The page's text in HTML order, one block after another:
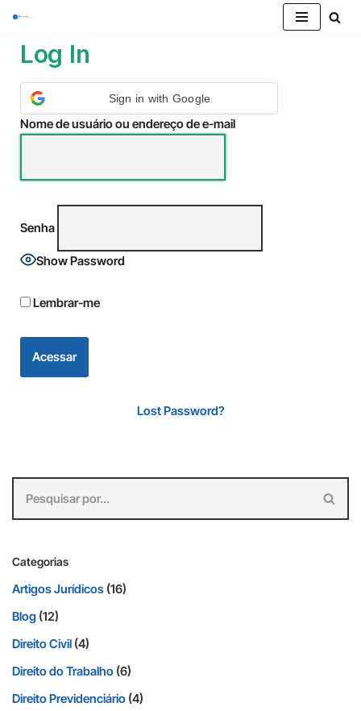
Pular
para
conteúdo
Log In
Sign in with Google
Nome de usuário ou endereço de e-mail
Senha
Show Password
Lembrar-me
Lost Password?
Categorias
Artigos Jurídicos (16)
Blog (12)
Direito Civil (4)
Direito do Trabalho (6)
Direito Previdenciário (4)